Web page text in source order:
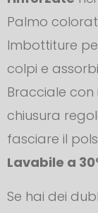
Palmo
Imbottiture
colpi e
Bracciale
chiusura
fasciare il
Lavabile a
Se hai dei